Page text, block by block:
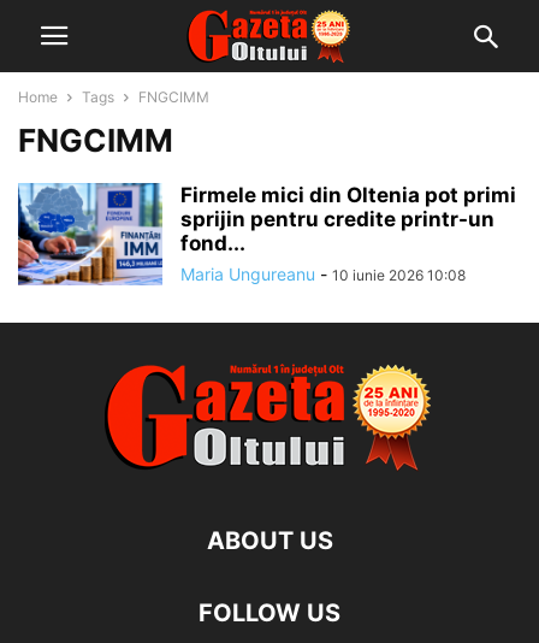
Home Tags FNGCIMM
FNGCIMM
Firmele mici din Oltenia pot primi
sprijin pentru credite printr-un
fond...
Maria Ungureanu - 10 iunie 2026 10:08
ABOUT US
FOLLOW US